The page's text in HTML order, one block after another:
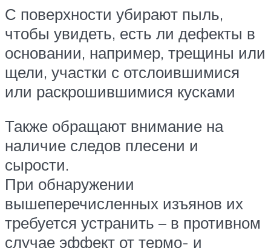
С поверхности убирают пыль,
чтобы увидеть, есть ли дефекты в
основании, например, трещины или
щели, участки с отслоившимися
или раскрошившимися кусками
Также обращают внимание на
наличие следов плесени и
сырости.
При обнаружении
вышеперечисленных изъянов их
требуется устранить – в противном
случае эффект от термо- и